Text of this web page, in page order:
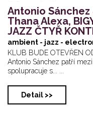
Antonio
Thana Alexa,
JAZZ ČTYŘ
ambient - jazz -
KLUB BUDE OTEVŘEN
Antonio Sánchez patří
spolupracuje s... ...
Detail >>